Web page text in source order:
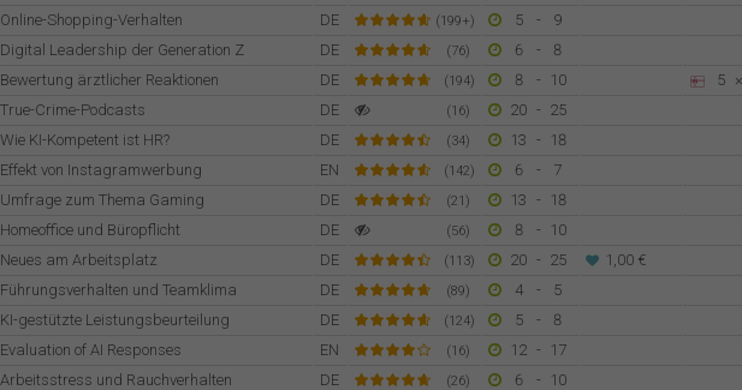
Online-Shopping-Verhalten
DE (199+) 5 -
9
Digital Leadership der Generation Z
DE (76) 6 -
8
Bewertung ärztlicher Reaktionen
DE (194) 8 - 10 5 ×
True-Crime-Podcasts
DE (16) 20 - 25
Wie KI-Kompetent ist HR?
DE (34) 13 -
18
Effekt von Instagramwerbung
EN (142) 6 -
7
Umfrage zum Thema Gaming
DE (21) 13 -
18
Homeoffice und Büropflicht
DE (56) 8 -
10
Neues am Arbeitsplatz
DE (113) 20 - 25
1,00 €
Führungsverhalten und Teamklima
DE (89) 4 -
5
KI-gestützte Leistungsbeurteilung
DE (124) 5 -
8
Evaluation of AI Responses
EN (16) 12 -
17
Arbeitsstress und Rauchverhalten
DE (26) 6 -
10